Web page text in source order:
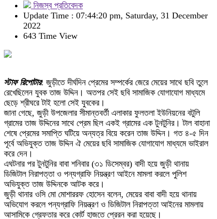
নিজস্ব প্রতিবেদক
Update Time : 07:44:20 pm, Saturday, 31 December
2022
643 Time View
স্টাফ রিপোটার: জুড়ীতে দীর্ঘদিন প্রেমের সম্পর্কের জেরে মেয়ের সাথে ছবি তুলে
রেখেছিলেন যুবক তাজ উদ্দিন। অতপর সেই ছবি সামাজিক যোগাযোগ মাধ্যমে
ছেড়ে শ্রীঘরে টাই হলো সেই যুবকের।
জানা গেছে, জুড়ী উপজেলার সীমান্তবর্তী এলাকার ফুলতলা ইউনিয়নের বটুলি
গ্রামের তাজ উদ্দিনের সাথে প্রেম ছিল একই গ্রামের এক টুনটুনির। টাল বাহানা
শেষে প্রেমের সমাপ্তি ঘটিয়ে অন্যত্র বিয়ে করেন তাজ উদ্দিন। গত ৪-৫ দিন
পূর্বে অভিযুক্ত তাজ উদ্দিন ঐ মেয়ের ছবি সামাজিক যোগাযোগ মাধ্যমে ভাইরাল
করে দেন।
এঘটনার পর টুনটুনির বাবা শনিবার (৩১ ডিসেম্বর) বাদী হয়ে জুড়ী থানায়
ডিজিটাল নিরাপত্তা ও পন্যগ্রাফি নিয়ন্ত্রণ আইনে মামলা করলে পুলিশ
অভিযুক্ত তাজ উদ্দিনকে আটক করে।
জুড়ী থানার ওসি মো মোশাররফ হোসেন বলেন, মেয়ের বাবা বাদী হয়ে থানায়
অভিযোগ করলে পন্যগ্রাফি নিয়ন্ত্রণ ও ডিজিটাল নিরাপত্তা আইনের মামলায়
আসামিকে গ্রেফতার করে কোর্ট হাজতে প্রেরন করা হয়েছে।